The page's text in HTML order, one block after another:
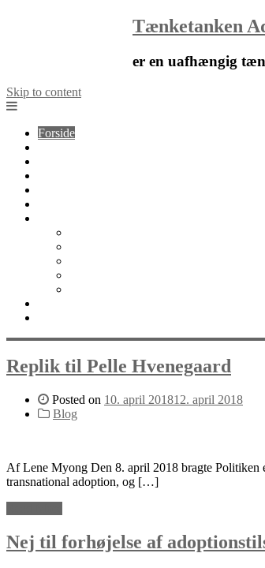
Tænketanken
er en uafhængig
Skip to content
Forside
Replik til Pelle Hvenegaard
Posted on 10. april 201812. april 2018
Blog
Af Lene Myong Den 8. april 2018 bragte Politiken
transnational adoption, og […]
Nej til forhøjelse af